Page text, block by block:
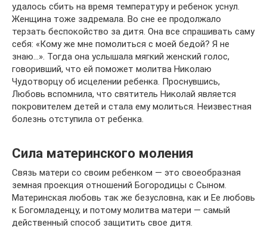
удалось сбить на время температуру и ребенок уснул.
Женщина тоже задремала. Во сне ее продолжало
терзать беспокойство за дитя. Она все спрашивать саму
себя: «Кому же мне помолиться с моей бедой? Я не
знаю…». Тогда она услышала мягкий женский голос,
говоривший, что ей поможет молитва Николаю
Чудотворцу об исцелении ребенка. Проснувшись,
Любовь вспомнила, что святитель Николай является
покровителем детей и стала ему молиться. Неизвестная
болезнь отступила от ребенка.
Сила материнского моления
Связь матери со своим ребенком — это своеобразная
земная проекция отношений Богородицы с Сыном.
Материнская любовь так же безусловна, как и Ее любовь
к Богомладенцу, и потому молитва матери — самый
действенный способ защитить свое дитя.